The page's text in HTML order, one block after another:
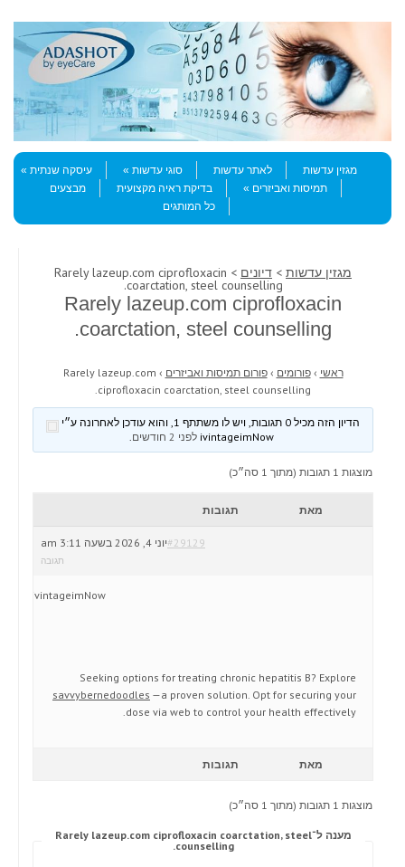
Menu
Skip to content
מגזין עדשות
לאתר עדשות סוגי עדשות
עיסקה שנתית
תמיסות ואביזרים
בדיקת ראיה מקצועית
מבצעים
כל המותגים
מגזין עדשות > דיונים > Rarely lazeup.com ciprofloxacin
coarctation, steel counselling.
Rarely lazeup.com ciprofloxacin
coarctation, steel counselling.
ראשי › פורומים › פורום תמיסות ואביזרים ›
Rarely lazeup.com
ciprofloxacin coarctation, steel counselling.
הדיון הזה מכיל 0 תגובות, ויש לו משתתף 1, והוא עודכן לאחרונה ע״י
לפני 2 חודשים .
מוצגות 1 תגובות (מתוך 1 סה״כ)
מאת תגובות
יוני 4, 2026 בשעה 3:11 am#29129
תגובה
ivintageimNow
Seeking options for treating chronic hepatitis B? Explore
savvybernedoodles —a proven solution. Opt for securing your
dose via web to control your health effectively.
מאת תגובות
מוצגות 1 תגובות (מתוך 1 סה״כ)
מענה ל־Rarely lazeup.com ciprofloxacin coarctation, steel
counselling.